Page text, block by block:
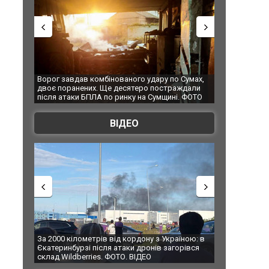
Ворог завдав комбінованого удару по Сумах,
двоє поранених. Ще десятеро постраждали
після атаки БПЛА по ринку на Сумщині. ФОТО
ВІДЕО
За 2000 кілометрів від кордону з Україною: в
Єкатеринбурзі після атаки дронів загорівся
склад Wildberries. ФОТО. ВІДЕО